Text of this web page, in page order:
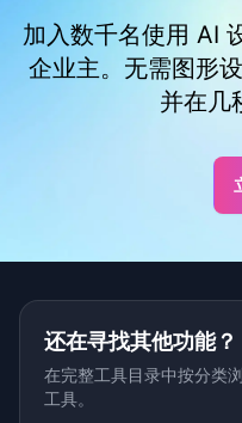
加入数千名使用 AI
企业主。无需图形
并在几
还在寻找其他功能？
在完整工具目录中按分类
工具。